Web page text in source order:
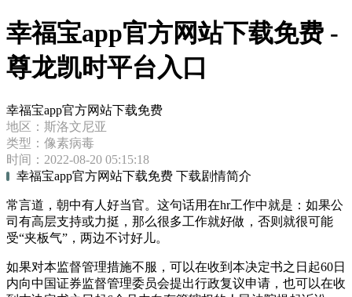
幸福宝app官方网站下载免费 -
尊龙凯时平台入口
幸福宝app官方网站下载免费
地区：斯洛文尼亚
类型：像素病毒
时间：2022-08-20 05:15:18
幸福宝app官方网站下载免费 下载剧情简介
常言道，朝中有人好当官。这句话用在hr工作中就是：如果公
司有高层支持或力挺，那么很多工作就好做，否则就很可能
受“夹板气”，两边不讨好儿。
如果对本监督管理措施不服，可以在收到本决定书之日起60日
内向中国证券监督管理委员会提出行政复议申请，也可以在收